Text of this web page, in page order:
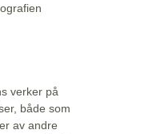
verker på
både som
av andre